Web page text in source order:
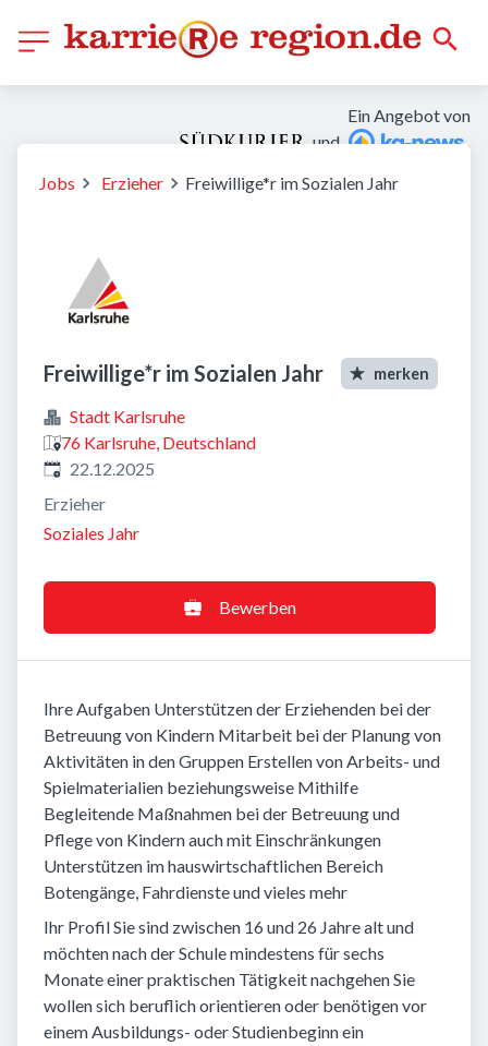
Ein Angebot von
und
Jobs
Erzieher Freiwillige*r im Sozialen Jahr
Freiwillige*r im Sozialen Jahr merken
Stadt Karlsruhe
76 Karlsruhe, Deutschland
Veröffentlicht:
22.12.2025
Erzieher
Soziales Jahr
Bewerben
Ihre Aufgaben Unterstützen der Erziehenden bei der
Betreuung von Kindern Mitarbeit bei der Planung von
Aktivitäten in den Gruppen Erstellen von Arbeits- und
Spielmaterialien beziehungsweise Mithilfe
Begleitende Maßnahmen bei der Betreuung und
Pflege von Kindern auch mit Einschränkungen
Unterstützen im hauswirtschaftlichen Bereich
Botengänge, Fahrdienste und vieles mehr
Ihr Profil Sie sind zwischen 16 und 26 Jahre alt und
möchten nach der Schule mindestens für sechs
Monate einer praktischen Tätigkeit nachgehen Sie
wollen sich beruflich orientieren oder benötigen vor
einem Ausbildungs- oder Studienbeginn ein